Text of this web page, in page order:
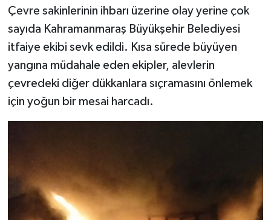
Çevre sakinlerinin ihbarı üzerine olay yerine çok
sayıda Kahramanmaraş Büyükşehir Belediyesi
itfaiye ekibi sevk edildi. Kısa sürede büyüyen
yangına müdahale eden ekipler, alevlerin
çevredeki diğer dükkanlara sıçramasını önlemek
için yoğun bir mesai harcadı.